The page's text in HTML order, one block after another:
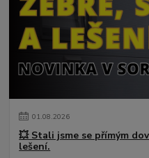
01.08.2026
💥 Stali jsme se přímým
lešení.